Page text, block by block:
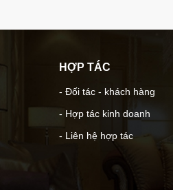
HỢP TÁC
- Đối tác - khách hàng
- Hợp tác kinh doanh
- Liên hệ hợp tác